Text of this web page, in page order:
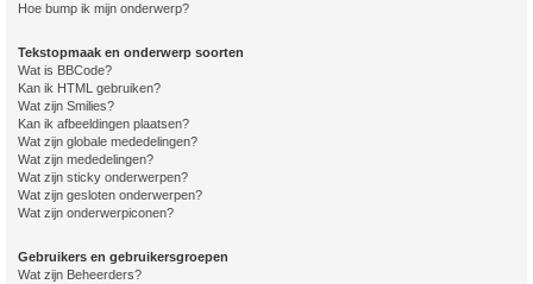
Hoe bump ik mijn onderwerp?
Tekstopmaak en onderwerp soorten
Wat is BBCode?
Kan ik HTML gebruiken?
Wat zijn Smilies?
Kan ik afbeeldingen plaatsen?
Wat zijn globale mededelingen?
Wat zijn mededelingen?
Wat zijn sticky onderwerpen?
Wat zijn gesloten onderwerpen?
Wat zijn onderwerpiconen?
Gebruikers en gebruikersgroepen
Wat zijn Beheerders?